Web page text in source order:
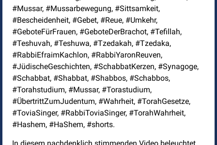
#Mussar, #Mussarbewegung, #Sittsamkeit,
#Bescheidenheit, #Gebet, #Reue, #Umkehr,
#GeboteFürFrauen, #GeboteDerBrachot, #Tefillah,
#Teshuvah, #Teshuwa, #Tzedakah, #Tzedaka,
#RabbiEfraimKachlon, #RabbiYaronReuven,
#JüdischeGeschichten, #SchabbatKerzen, #Synagoge,
#Schabbat, #Shabbat, #Shabbos, #Schabbos,
#Torahstudium, #Mussar, #Torastudium,
#ÜbertrittZumJudentum, #Wahrheit, #TorahGesetze,
#ToviaSinger, #RabbiToviaSinger, #TorahWahrheit,
#Hashem, #HaShem, #shorts.
In diesem nachdenklich stimmenden Video beleuchtet